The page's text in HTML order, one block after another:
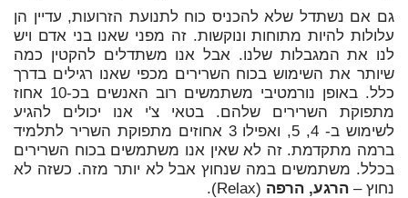
גם אם נשתדל שלא להכניס כוח לתנועת הזרועות, עדיין הן
עלולות להיות מתוחות ונוקשות. זה מפני שאנו בני אדם ויש
לנו את המגבלות שלנו. אבל אנו משתדלים להקטין כמה
שיותר את השימוש בכוח השרירים מכפי שאנו רגילים בדרך
כלל. באופן נורמטיבי משתמשים רוב האנשים בכ-10 אחוז
מתפוקת השרירים שלהם. בטאי צ'י אנו יכולים להגיע
לשימוש ב- 4, 5, ואפילו 3 אחוזים מתפוקת השריר לתלמיד
ברמה מתקדמת. זה לא שאין אנו משתמשים בכוח השרירים
בכלל. משתמשים במה שנחוץ אבל לא יותר מזה. כשזה לא
נחוץ – הרגע, הרפה (Relax).